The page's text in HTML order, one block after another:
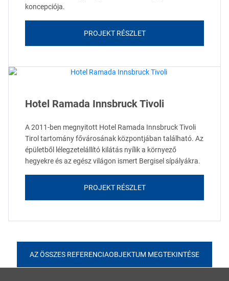
koncepciója.
PROJEKT RÉSZLET
Hotel Ramada Innsbruck Tivoli
A 2011-ben megnyitott Hotel Ramada Innsbruck Tivoli
Tirol tartomány fővárosának központjában található. Az
épületből lélegzetelállító kilátás nyílik a környező
hegyekre és az egész világon ismert Bergisel sípályákra.
PROJEKT RÉSZLET
AZ ÖSSZES REFERENCIAOBJEKTUM MEGTEKINTÉSE